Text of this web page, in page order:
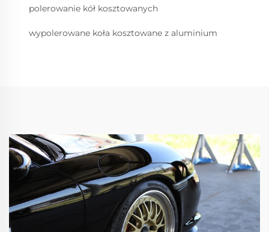
polerowanie kół kosztowanych
wypolerowane koła kosztowane z aluminium